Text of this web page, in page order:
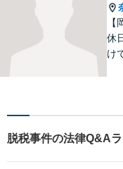
休
け
護
提
脱税事件の法律Q&A